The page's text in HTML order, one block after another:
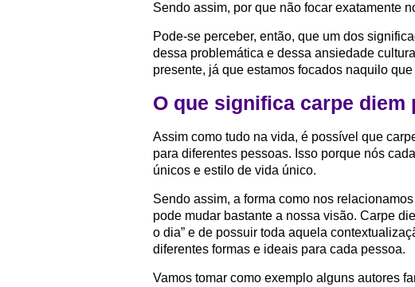
Sendo assim, por que não focar exatamente
Pode-se perceber, então, que um dos
dessa problemática e dessa ansiedade
presente, já que estamos focados naquilo
O que significa carpe diem
Assim como tudo na vida, é possível que
para diferentes pessoas. Isso porque nós
únicos e estilo de vida único.
Sendo assim, a forma como nos
pode mudar bastante a nossa visão. Carpe
o dia” e de possuir toda aquela
diferentes formas e ideais para cada pessoa.
Vamos tomar como exemplo alguns autores